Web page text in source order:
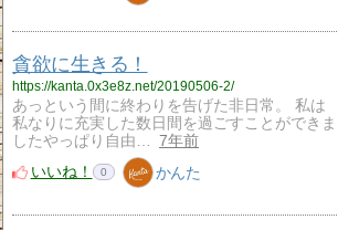
貪欲に生きる！
https://kanta.0x3e8z.net/20190506-2/
あっという間に終わりを告げた非日常。 私は
私なりに充実した数日間を過ごすことができま
したやっぱり自由…
7年前
いいね！
0 かんた